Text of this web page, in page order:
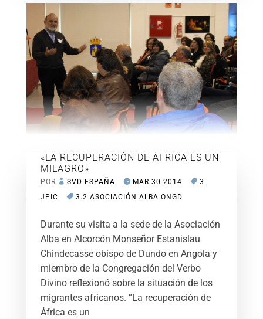
«LA RECUPERACIÓN DE ÁFRICA ES UN
MILAGRO»
POR SVD ESPAÑA MAR 30 2014
3
JPIC
3.2 ASOCIACIÓN ALBA ONGD
Durante su visita a la sede de la Asociación
Alba en Alcorcón Monseñor Estanislau
Chindecasse obispo de Dundo en Angola y
miembro de la Congregación del Verbo
Divino reflexionó sobre la situación de los
migrantes africanos. “La recuperación de
África es un